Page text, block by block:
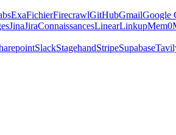
ExaFichierFirecrawlGitHubGmailGoogle
JinaJiraConnaissancesLinearLinkupMem0
SlackStagehandStripeSupabase